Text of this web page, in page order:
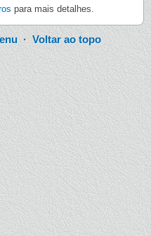
para mais detalhes.
· Voltar ao topo